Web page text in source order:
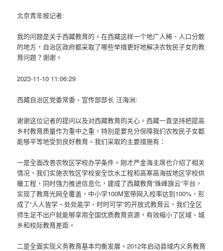
北京青年报记者:
我的问题是关于西藏教育的。在西藏这样一个地广人稀、人口分散
的地方，自治区政府都采取了哪些举措更好地解决农牧民子女的教
育问题？谢谢。
2023-11-10 11:06:29
西藏自治区党委常委、宣传部部长 汪海洲:
谢谢这位记者的提问以及对西藏教育的关心。西藏一直坚持把提高
乡村教育质量作为重中之重，特别是要充分保障我们农牧民子女都
能够平等地受到良好教育。我们采取的主要措施有：
一是全面改善农牧区学校办学条件。刚才严金海主席也介绍了相关
情况，我们实施农牧区学校安全饮水工程和高寒高海拔地区学校供
暖工程，同时强力推进信息化，建成了西藏教育“珠峰旗云”平台，
实现了教育光网全覆盖，中小学100M宽带网入校率达到100%，形
成了“人人皆学、处处能学、时时可学”的开放式教育云，我们全区
师生足不出户就能够享用全国优质教育资源，有效缩小了区域、城
乡和校际教育差距。
二是全面实现义务教育基本均衡发展。2012年启动县域内义务教育